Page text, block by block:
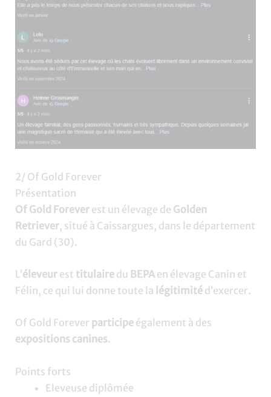
2/ Of Gold Forever
Présentation
Of Gold Forever est un élevage de Golden
Retriever, situé à Caissargues, dans le département
du Gard (30).
L’éleveur est titulaire du BEPAen élevage Canin et
Félin, ce qui lui donne toute la légitimité d’exercer.
Of Gold Forever participe également à des
expositions canines.
Points forts
Eleveuse diplômée